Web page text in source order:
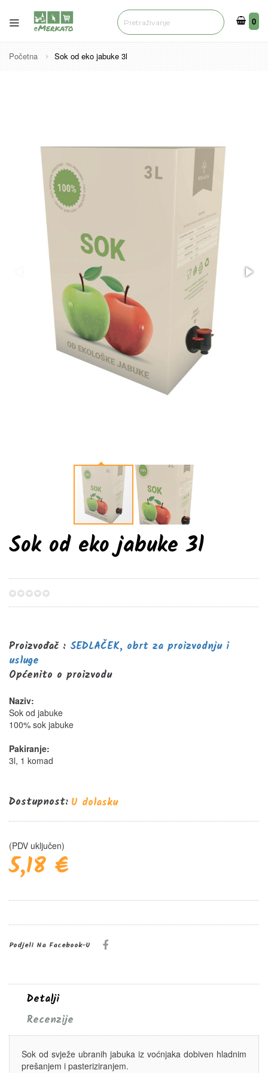
00
Početna Sok od eko jabuke 3l
Sok od eko jabuke 3l
Proizvođač : SEDLAČEK, obrt za proizvodnju i
usluge
Općenito o proizvodu
Naziv:
Sok od jabuke
100% sok jabuke
Pakiranje:
3l, 1 komad
Dostupnost: U dolasku
(PDV uključen)
5,18 €
Podjeli Na Facebook-U
Detalji
Recenzije
Sok od svježe ubranih jabuka iz voćnjaka dobiven hladnim
prešanjem i pasteriziranjem.